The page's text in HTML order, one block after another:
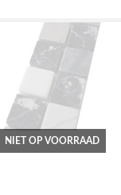
NIET OP VOORRAAD